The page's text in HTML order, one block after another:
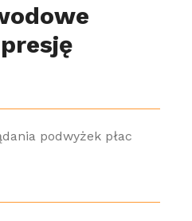
podwyżek płac